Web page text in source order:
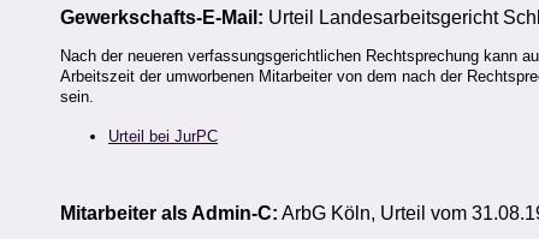
Gewerkschafts-E-Mail: Urteil Landesarbeitsgericht
Nach der neueren verfassungsgerichtlichen Rechtsprechung kann
Arbeitszeit der umworbenen Mitarbeiter von dem nach der
sein.
Urteil bei JurPC
Mitarbeiter als Admin-C: ArbG Köln, Urteil vom